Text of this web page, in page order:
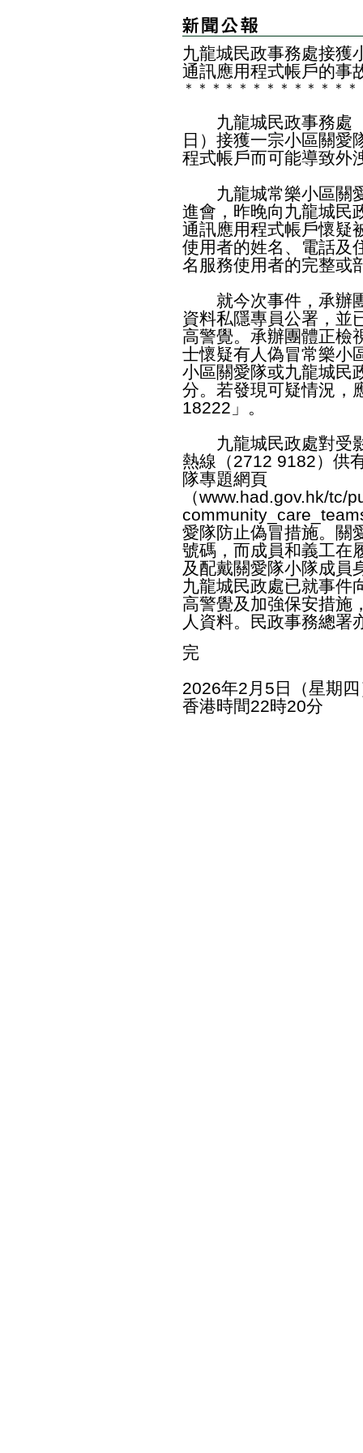
九龍城民政事務處接獲
通訊應用程式帳戶的事
＊ ＊ ＊ ＊ ＊ ＊ ＊ ＊ ＊ ＊ ＊ ＊ ＊
九龍城民政事務處（
日）接獲一宗小區關愛
程式帳戶而可能導致外
九龍城常樂小區關愛
進會，昨晚向九龍城民
通訊應用程式帳戶懷疑
使用者的姓名、電話及
名服務使用者的完整或
就今次事件，承辦團
資料私隱專員公署，並
高警覺。承辦團體正檢
士懷疑有人偽冒常樂小
小區關愛隊或九龍城民
分。若發現可疑情況，
18222」。
九龍城民政處對受影
熱線（2712 9182）供
隊專題網頁
（www.had.gov.hk/tc/
愛隊防止偽冒措施。關
號碼，而成員和義工在
及配戴關愛隊小隊成員
九龍城民政處已就事件
高警覺及加強保安措施
人資料。民政事務總署
完
2026年2月5日（星期
香港時間22時20分